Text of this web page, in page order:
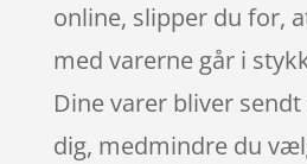
online, slipper du for,
med varerne går i
Dine varer bliver
dig, medmindre du